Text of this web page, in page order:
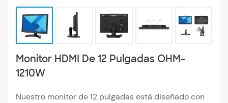
Monitor HDMI De 12 Pulgadas OHM-
1210W
Nuestro monitor de 12 pulgadas está diseñado con